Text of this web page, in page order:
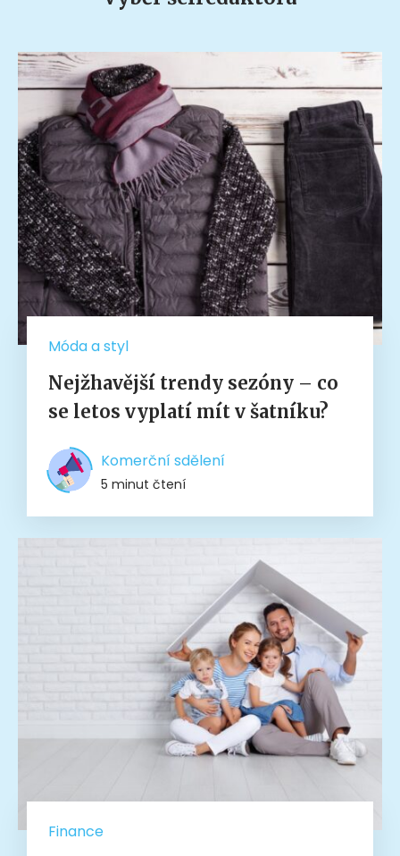
Móda a styl
Nejžhavější trendy sezóny – co
se letos vyplatí mít v šatníku?
Komerční sdělení
5 minut čtení
Finance